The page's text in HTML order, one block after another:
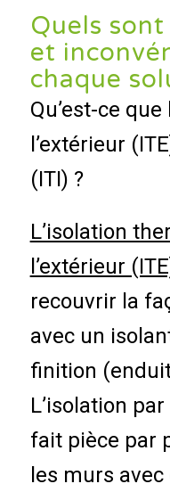
Quels
et
chaque
Qu’est-ce
l’extérieur
(ITI) ?
L’isolation
l’extérieur
recouvrir la
avec un
finition
L’isolation
fait pièce par
les murs